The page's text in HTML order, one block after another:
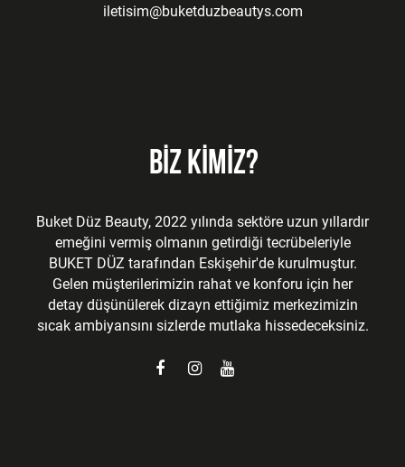
iletisim@buketduzbeautys.com
BİZ KİMİZ?
Buket Düz Beauty, 2022 yılında sektöre uzun yıllardır
emeğini vermiş olmanın getirdiği tecrübeleriyle
BUKET DÜZ tarafından Eskişehir'de kurulmuştur.
Gelen müşterilerimizin rahat ve konforu için her
detay düşünülerek dizayn ettiğimiz merkezimizin
sıcak ambiyansını sizlerde mutlaka hissedeceksiniz.